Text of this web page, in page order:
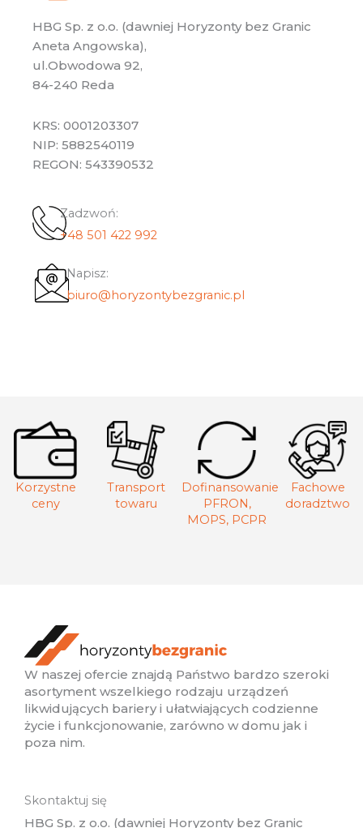
HBG Sp. z o.o. (dawniej Horyzonty bez Granic
Aneta Angowska),
ul.Obwodowa 92,
84-240 Reda
KRS: 0001203307
NIP: 5882540119
REGON: 543390532
Zadzwoń:
+48 501 422 992
Napisz:
biuro@horyzontybezgranic.pl
Korzystne
ceny
Transport
towaru
Dofinansowanie
PFRON,
MOPS, PCPR
Fachowe
doradztwo
W naszej ofercie znajdą Państwo bardzo szeroki
asortyment wszelkiego rodzaju urządzeń
likwidujących bariery i ułatwiających codzienne
życie i funkcjonowanie, zarówno w domu jak i
poza nim.
Skontaktuj się
HBG Sp. z o.o. (dawniej Horyzonty bez Granic